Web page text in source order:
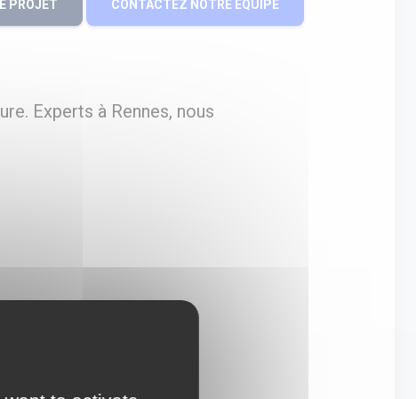
PROJET CONTACTEZ NOTRE ÉQUIPE
Experts à Rennes, nous